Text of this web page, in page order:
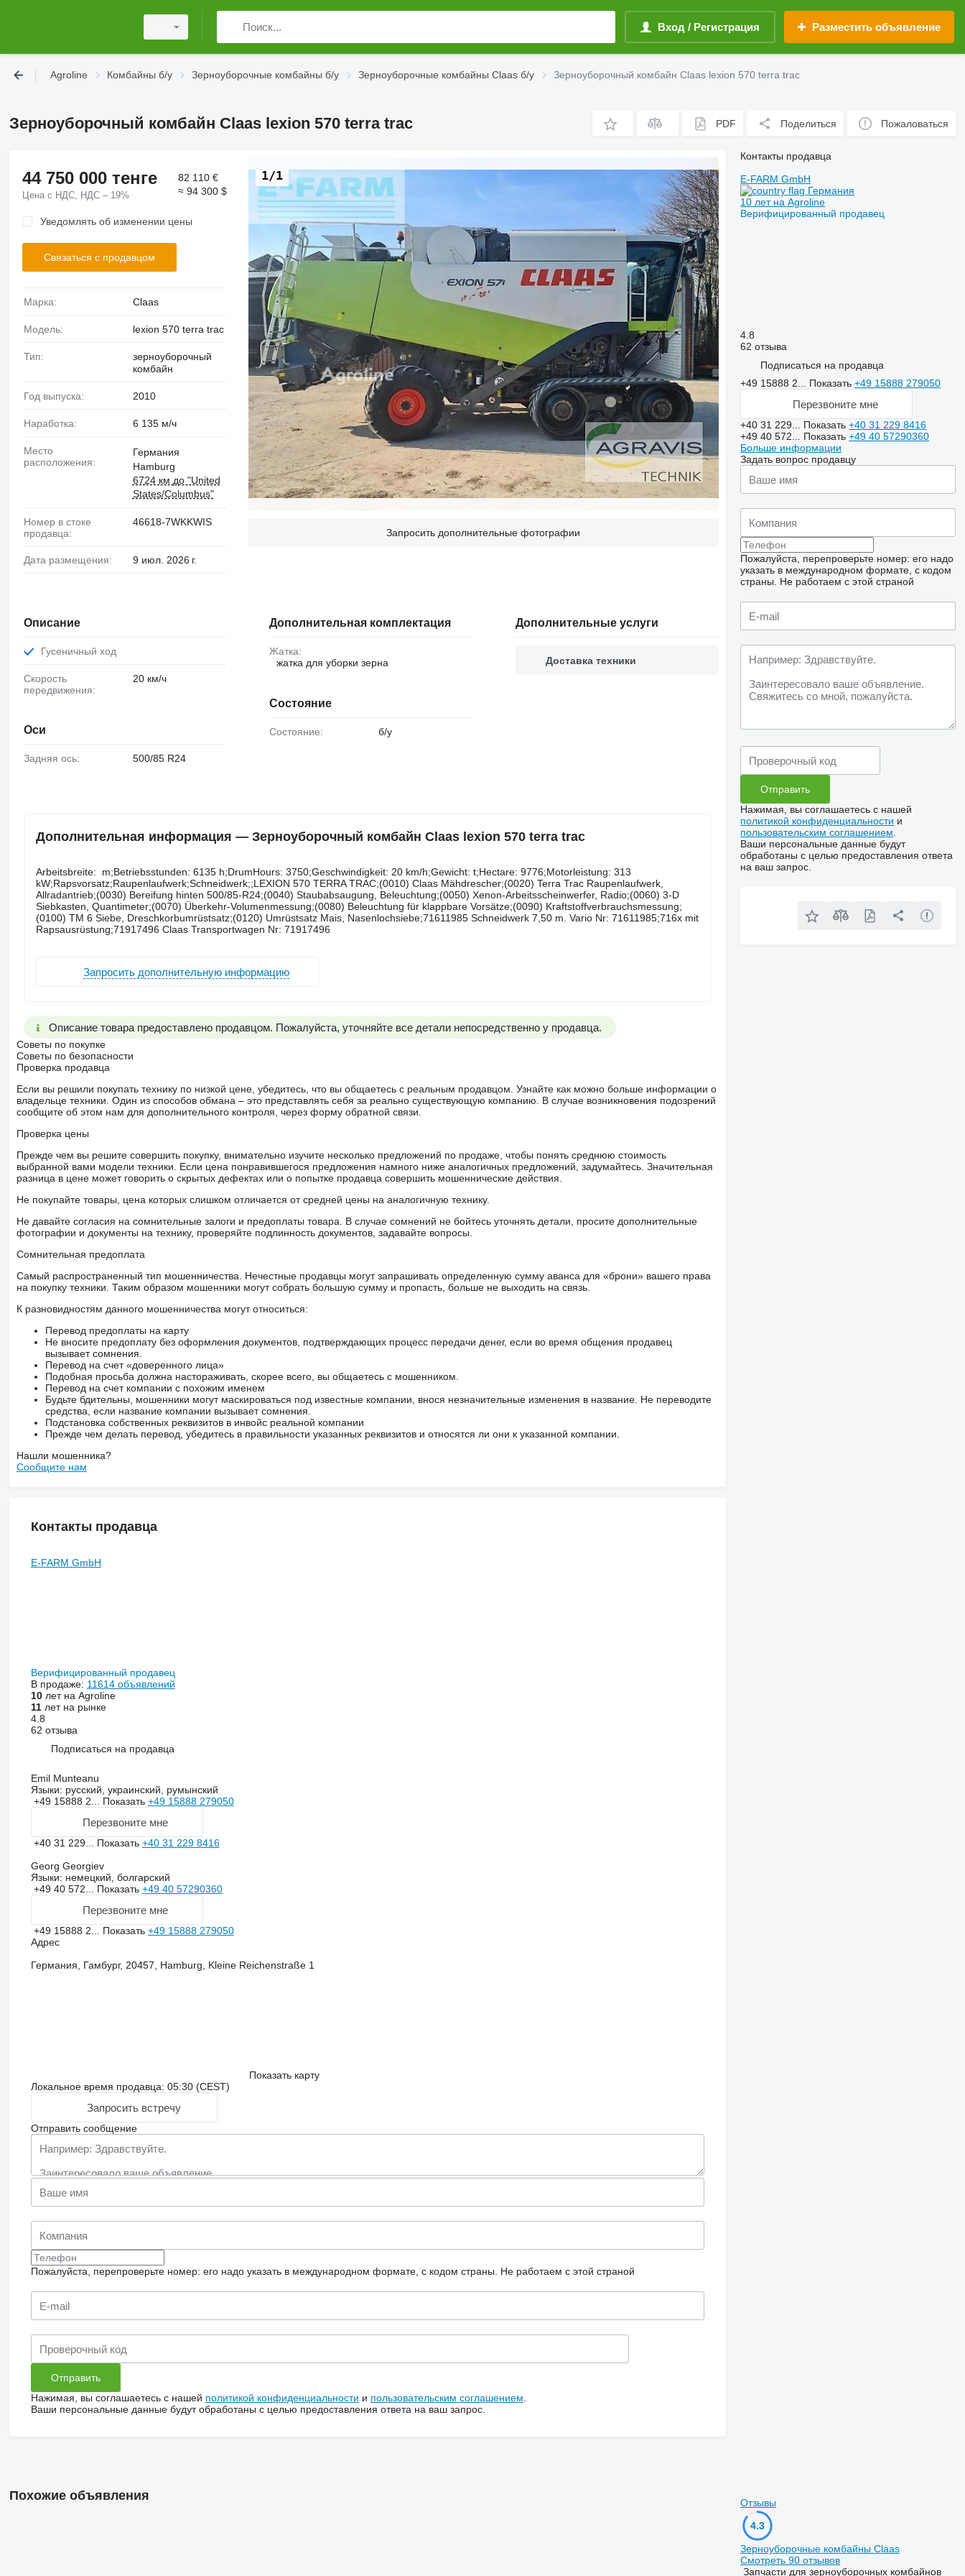
Вход / Регистрация Разместить объявление
Agroline Комбайны б/у Зерноуборочные комбайны б/у Зерноуборочные комбайны Claas б/у Зерноуборочный комбайн Claas lexion 570 terra trac
Зерноуборочный комбайн Claas lexion 570 terra trac PDF Поделиться Пожаловаться
1/1
Запросить дополнительные фотографии
44 750 000 тенге
Цена с НДС, НДС – 19%
82 110 €
≈ 94 300 $
Уведомлять об изменении цены
Связаться с продавцом
Марка: Claas
Модель: lexion 570 terra trac
Тип:
зерноуборочный
комбайн
Год выпуска: 2010
Наработка: 6 135 м/ч
Место
расположения:
Германия
Hamburg
6724 км до "United
States/Columbus"
Номер в стоке
продавца:
46618-7WKKWIS
Дата размещения: 9 июл. 2026 г.
Описание
Гусеничный ход
Скорость
передвижения:
20 км/ч
Оси
Задняя ось: 500/85 R24
Дополнительная комплектация
Жатка:
жатка для уборки зерна
Состояние
Состояние: б/у
Дополнительные услуги
Доставка техники
Дополнительная информация — Зерноуборочный комбайн Claas lexion 570 terra trac
Arbeitsbreite: ​​​​​​​​​‌‌​​​​‌​​​​​​​​​‌‌‌​‌​‌​​​​​​​​​‌‌‌​‌​​​​​​​​​​​‌‌​‌‌‌‌​​​​​​​​​‌‌​‌‌​​​​​​​​​​​‌‌​‌​​‌​​​​​​​​​‌‌​‌‌‌​​​​​​​​​​‌‌​​‌​‌ m;Betriebsstunden: 6135 h;DrumHours: 3750;Geschwindigkeit: 20 km/h;Gewicht: t;Hectare: 9776;Motorleistung: 313
kW;Rapsvorsatz;Raupenlaufwerk;Schneidwerk;;LEXION 570 TERRA TRAC;(0010) Claas Mähdrescher;(0020) Terra Trac Raupenlaufwerk,
Allradantrieb;(0030) Bereifung hinten 500/85-R24;(0040) Staubabsaugung, Beleuchtung;(0050) Xenon-Arbeitsscheinwerfer, Radio;(0060) 3-D
Siebkasten, Quantimeter;(0070) Überkehr-Volumenmessung;(0080) Beleuchtung für klappbare Vorsätze;(0090) Kraftstoffverbrauchsmessung;
(0100) TM 6 Siebe, Dreschkorbumrüstsatz;(0120) Umrüstsatz Mais, Nasenlochsiebe;71611985 Schneidwerk 7,50 m. Vario Nr: 71611985;716x mit
Rapsausrüstung;71917496 Claas Transportwagen Nr: 71917496
Запросить дополнительную информацию
Описание товара предоставлено продавцом. Пожалуйста, уточняйте все детали непосредственно у продавца.
Советы по покупке
Советы по безопасности
Проверка продавца
Если вы решили покупать технику по низкой цене, убедитесь, что вы общаетесь с реальным продавцом. Узнайте как можно больше информации о
владельце техники. Один из способов обмана – это представлять себя за реально существующую компанию. В случае возникновения подозрений
сообщите об этом нам для дополнительного контроля, через форму обратной связи.
Проверка цены
Прежде чем вы решите совершить покупку, внимательно изучите несколько предложений по продаже, чтобы понять среднюю стоимость
выбранной вами модели техники. Если цена понравившегося предложения намного ниже аналогичных предложений, задумайтесь. Значительная
разница в цене может говорить о скрытых дефектах или о попытке продавца совершить мошеннические действия.
Не покупайте товары, цена которых слишком отличается от средней цены на аналогичную технику.
Не давайте согласия на сомнительные залоги и предоплаты товара. В случае сомнений не бойтесь уточнять детали, просите дополнительные
фотографии и документы на технику, проверяйте подлинность документов, задавайте вопросы.
Сомнительная предоплата
Самый распространенный тип мошенничества. Нечестные продавцы могут запрашивать определенную сумму аванса для «брони» вашего права
на покупку техники. Таким образом мошенники могут собрать большую сумму и пропасть, больше не выходить на связь.
К разновидностям данного мошенничества могут относиться:
Перевод предоплаты на карту
Не вносите предоплату без оформления документов, подтверждающих процесс передачи денег, если во время общения продавец
вызывает сомнения.
Перевод на счет «доверенного лица»
Подобная просьба должна настораживать, скорее всего, вы общаетесь с мошенником.
Перевод на счет компании с похожим именем
Будьте бдительны, мошенники могут маскироваться под известные компании, внося незначительные изменения в название. Не переводите
средства, если название компании вызывает сомнения.
Подстановка собственных реквизитов в инвойс реальной компании
Прежде чем делать перевод, убедитесь в правильности указанных реквизитов и относятся ли они к указанной компании.
Нашли мошенника?
Сообщите нам
Контакты продавца
E-FARM GmbH
Верифицированный продавец
В продаже: 11614 объявлений
10лет на Agroline
11лет на рынке
4.8
62 отзыва
Подписаться на продавца
Emil Munteanu
Языки: русский, украинский, румынский
+49 15888 2... Показать +49 15888 279050
Перезвоните мне
+40 31 229... Показать +40 31 229 8416
Georg Georgiev
Языки: немецкий, болгарский
+49 40 572... Показать +49 40 57290360
Перезвоните мне
+49 15888 2... Показать +49 15888 279050
Адрес
Германия, Гамбург, 20457, Hamburg, Kleine Reichenstraße 1
Показать карту
Локальное время продавца: 05:30 (CEST)
Запросить встречу
Отправить сообщение
Пожалуйста, перепроверьте номер: его надо указать в международном формате, с кодом страны. Не работаем с этой страной
Нажимая, вы соглашаетесь с нашей политикой конфиденциальности и пользовательским соглашением.
Ваши персональные данные будут обработаны с целью предоставления ответа на ваш запрос.
Контакты продавца
E-FARM GmbH
Германия
10 лет на Agroline
Верифицированный продавец
4.8
62 отзыва
Подписаться на продавца
+49 15888 2... Показать+49 15888 279050
Перезвоните мне
+40 31 229... Показать+40 31 229 8416
+49 40 572... Показать+49 40 57290360
Больше информации
Задать вопрос продавцу
Пожалуйста, перепроверьте номер: его надо
указать в международном формате, с кодом
страны.
Не работаем с этой страной
Нажимая, вы соглашаетесь с нашей
политикой конфиденциальности и
пользовательским соглашением
Ваши персональные данные будут
обработаны с целью предоставления ответа
на ваш запрос.
Похожие объявления
Отзывы
4.3
Зерноуборочные комбайны Claas
Смотреть 90 отзывов
Запчасти для зерноуборочных комбайнов